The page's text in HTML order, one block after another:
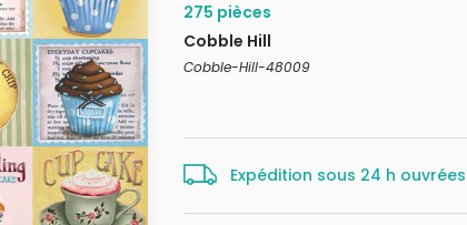
275 pièces
Cobble Hill
Cobble-Hill-48009
Expédition sous 24 h